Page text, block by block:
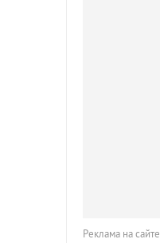
Реклама на сайте